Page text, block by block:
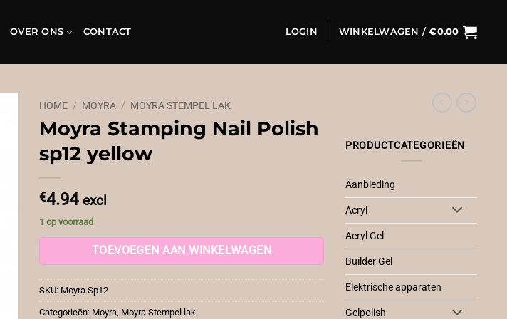
OVER ONS CONTACT LOGIN WINKELWAGEN /€0.00
HOME / MOYRA / MOYRA STEMPEL LAK
Moyra Stamping Nail Polish
sp12 yellow
€4.94 excl
1 op voorraad
TOEVOEGEN AAN WINKELWAGEN
SKU: Moyra Sp12
Categorieën: Moyra, Moyra Stempel lak
PRODUCTCATEGORIEËN
Aanbieding
Acryl
Acryl Gel
Builder Gel
Elektrische apparaten
Gelpolish